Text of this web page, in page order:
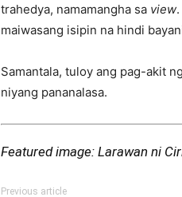
trahedya, namamangha sa view
maiwasang isipin na hindi
Samantala, tuloy ang pag-akit
niyang pananalasa.
Featured image: Larawan ni
Previous article